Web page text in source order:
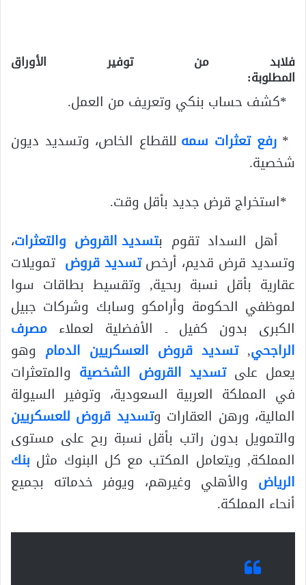
فلابد من توفير الأوراق
المطلوبة:
*كشف حساب بنكي وتعريف من العمل.
*رفع تعثرات سمه للقطاع الخاص، وتسديد ديون
شخصية.
*استخراج قرض جديد بأقل وقت.
أهل السداد تقوم بتسديد القروض والتعثرات،
وتسديد قرض قديم، أرخصتسديد قروض تمويلات
عقارية بأقل نسبة ربحية, وتقسيط بطاقات سوا
لموظفي الحكومة وأرامكو وسابك وشركات جبيل
الكبرى بدون كفيل ـ الأفضلية لعملاء مصرف
الراجحي,تسديد قروض العسكريين الدمام وهو
يعمل علىتسديد القروض الشخصية والمتعثرات
في المملكة العربية السعودية، وتوفير السيولة
المالية، ورهن العقارات وتسديد قروض للعسكريين
والتمويل بدون راتب بأقل نسبة ربح على مستوى
المملكة, ويتعامل المكتب مع كل البنوك مثل بنك
الرياض والأهلي وغيرهم، ويوفر خدماته بجميع
أنحاء المملكة.